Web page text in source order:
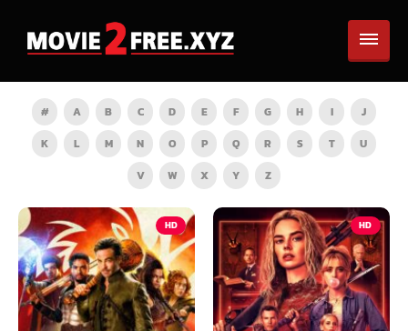
# A B C D E F G H I
J
K
L M N O P Q R S T
U
V
W X Y Z
HD HD